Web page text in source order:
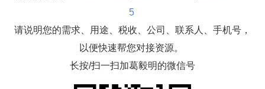
5
请说明您的需求、用途、税收、公司、联系人、手机号，
以便快速帮您对接资源。
长按/扫一扫加葛毅明的微信号